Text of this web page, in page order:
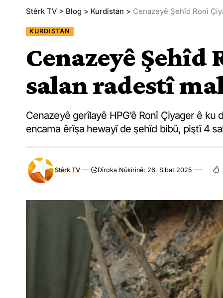
Stêrk TV > Blog > Kurdistan > Cenazeyê Şehîd Ronî
KURDISTAN
Cenazeyê Şehîd
salan radestî
Cenazeyê gerîlayê HPG’ê Ronî Çiyager ê ku
encama êrîşa hewayî de şehîd bibû, piştî 4
Stêrk TV Dîroka Nûkirinê: 26. Sibat 2025